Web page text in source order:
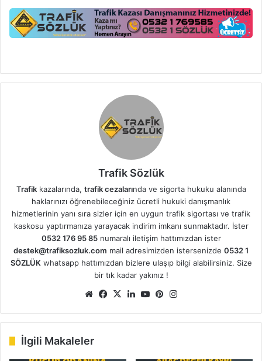
Trafik Sözlük
Trafikkazalarında, trafik cezalarında ve sigorta hukuku alanında
haklarınızı öğrenebileceğiniz ücretli hukuki danışmanlık
hizmetlerinin yanı sıra sizler için en uygun trafik sigortası ve trafik
kaskosu yaptırmanıza yarayacak indirim imkanı sunmaktadır. İster
0532 176 95 85numaralı iletişim hattımızdan ister
destek@trafiksozluk.com mail adresimizden istersenizde 0532 1
SÖZLÜKwhatsapp hattımızdan bizlere ulaşıp bilgi alabilirsiniz. Size
bir tık kadar yakınız !
Web Facebook
X LinkedIn
YouTubePinterest
İlgili Makaleler